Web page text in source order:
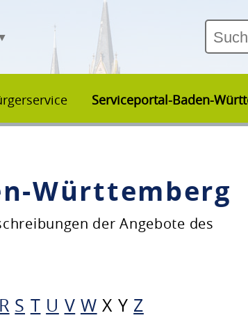
Serviceportal-Baden-
Württemberg
der Angebote des
R S T U V W X Y Z